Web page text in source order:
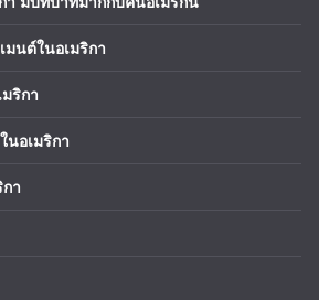
นต์ในอเมริกา
ริกา
นอเมริกา
า